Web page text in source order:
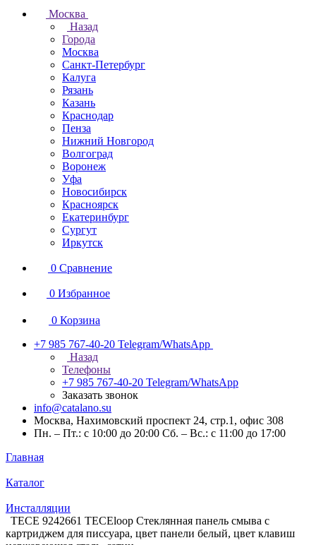
Москва
Назад
Города
Москва
Санкт-Петербург
Калуга
Рязань
Казань
Краснодар
Пенза
Нижний Новгород
Волгоград
Воронеж
Уфа
Новосибирск
Красноярск
Екатеринбург
Сургут
Иркутск
0 Сравнение
0 Избранное
0 Корзина
+7 985 767-40-20 Telegram/WhatsApp
Назад
Телефоны
+7 985 767-40-20 Telegram/WhatsApp
Заказать звонок
info@catalano.su
Москва, Нахимовский проспект 24, стр.1, офис 308
Пн. – Пт.: с 10:00 до 20:00 Сб. – Вс.: с 11:00 до 17:00
Главная
Каталог
Инсталляции
TECE 9242661 TECEloop Стеклянная панель смыва с
картриджем для писсуара, цвет панели белый, цвет клавиш